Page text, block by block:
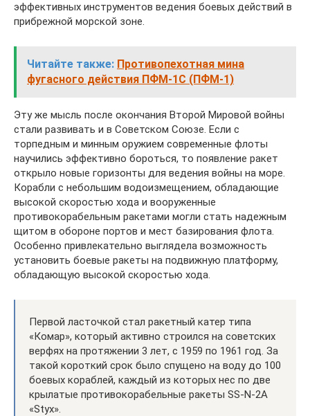
эффективных инструментов ведения боевых действий в
прибрежной морской зоне.
Читайте также: Противопехотная мина
фугасного действия ПФМ-1С (ПФМ-1)
Эту же мысль после окончания Второй Мировой войны
стали развивать и в Советском Союзе. Если с
торпедным и минным оружием современные флоты
научились эффективно бороться, то появление ракет
открыло новые горизонты для ведения войны на море.
Корабли с небольшим водоизмещением, обладающие
высокой скоростью хода и вооруженные
противокорабельным ракетами могли стать надежным
щитом в обороне портов и мест базирования флота.
Особенно привлекательно выглядела возможность
установить боевые ракеты на подвижную платформу,
обладающую высокой скоростью хода.
Первой ласточкой стал ракетный катер типа
«Комар», который активно строился на советских
верфях на протяжении 3 лет, с 1959 по 1961 год. За
такой короткий срок было спущено на воду до 100
боевых кораблей, каждый из которых нес по две
крылатые противокорабельные ракеты SS-N-2A
«Styx».